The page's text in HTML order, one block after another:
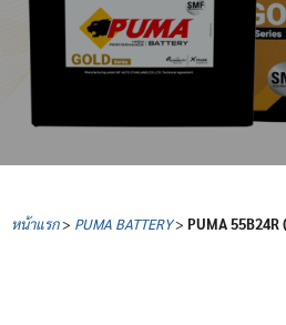
จำหน่าย
บเรา
หน้าแรก> PUMA BATTERY> PUMA55B24R